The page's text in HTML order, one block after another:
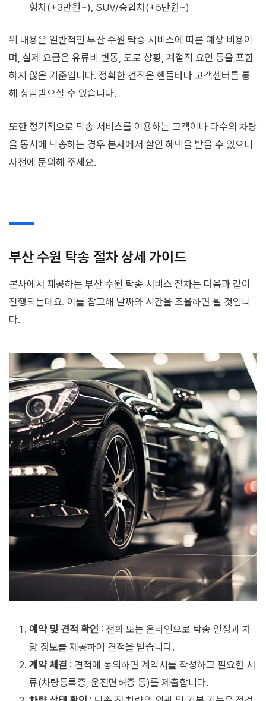
형차(+3만원~), SUV/승합차(+5만원~)
위 내용은 일반적인 부산 수원 탁송 서비스에 따른 예상 비용이
며, 실제 요금은 유류비 변동, 도로 상황, 계절적 요인 등을 포함
하지 않은 기준입니다. 정확한 견적은 핸들타다 고객센터를 통
해 상담받으실 수 있습니다.
또한 정기적으로 탁송 서비스를 이용하는 고객이나 다수의 차량
을 동시에 탁송하는 경우 본사에서 할인 혜택을 받을 수 있으니
사전에 문의해 주세요.
부산 수원 탁송 절차 상세 가이드
본사에서 제공하는 부산 수원 탁송 서비스 절차는 다음과 같이
진행되는데요. 이를 참고해 날짜와 시간을 조율하면 될 것입니
다.
예약 및 견적 확인 : 전화 또는 온라인으로 탁송 일정과 차
량 정보를 제공하여 견적을 받습니다.
계약 체결 : 견적에 동의하면 계약서를 작성하고 필요한 서
류(차량등록증, 운전면허증 등)를 제출합니다.